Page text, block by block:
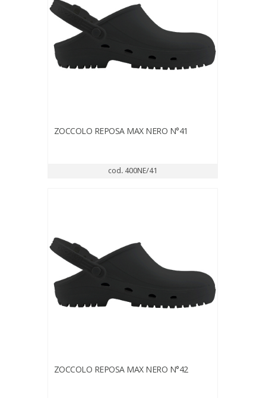
ZOCCOLO REPOSA MAX NERO N°41
cod. 400NE/41
ZOCCOLO REPOSA MAX NERO N°42